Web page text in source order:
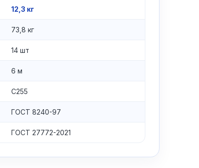
12,3 кг
73,8 кг
14 шт
6 м
С255
ГОСТ 8240-97
ГОСТ 27772-2021